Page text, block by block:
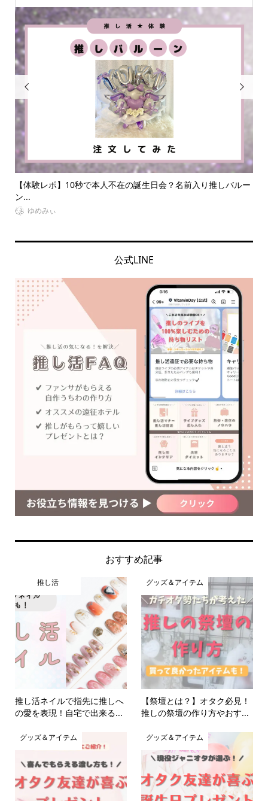

？名前入り推しバルー 【2024年版】オタク友達へのプレゼントをジ

公式LINE
おすすめ記事
推し活
推し活ネイルで指先に推しへ
の愛を表現！自宅で出来る...
グッズ＆アイテム
【祭壇とは？】オタク必見！
推しの祭壇の作り方やおす...
グッズ＆アイテム グッズ＆アイテム